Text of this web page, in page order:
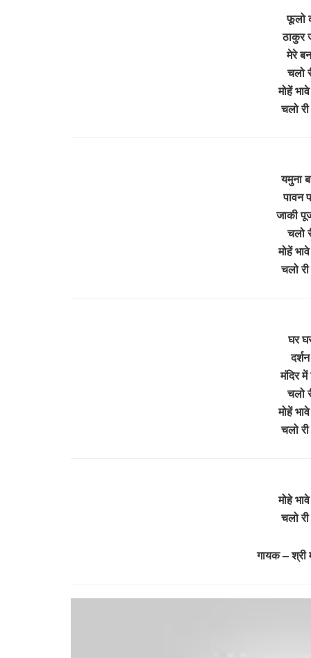
फूलो
ठाकुर
मेरे
चलो
मोहें
चलो
यमुना
पावन
जाकी
चलो
मोहें
चलो
घर
मंदिर में
चलो
मोहें
चलो
मोहे
चलो
गायक – श्री